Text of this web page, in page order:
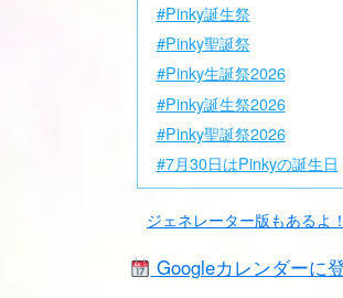
#Pinky誕生祭
#Pinky聖誕祭
#Pinky生誕祭2026
#Pinky誕生祭2026
#Pinky聖誕祭2026
#7月30日はPinkyの誕生日
ジェネレーター版もあるよ！
Googleカレンダーに